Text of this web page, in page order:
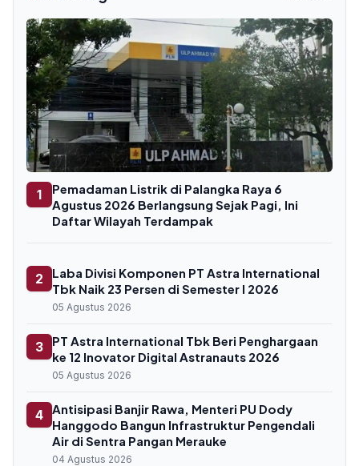
1
Pemadaman Listrik di Palangka Raya 6
Agustus 2026 Berlangsung Sejak Pagi, Ini
Daftar Wilayah Terdampak
2
Laba Divisi Komponen PT Astra International
Tbk Naik 23 Persen di Semester I 2026
05 Agustus 2026
3
PT Astra International Tbk Beri Penghargaan
ke 12 Inovator Digital Astranauts 2026
05 Agustus 2026
4 Antisipasi Banjir Rawa, Menteri PU Dody
Hanggodo Bangun Infrastruktur Pengendali
Air di Sentra Pangan Merauke
04 Agustus 2026